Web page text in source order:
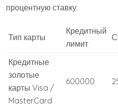
процентную ставку.
Тип карты
Кредитный
лимит
Кредитные
золотые
карты Visa /
MasterCard
600000